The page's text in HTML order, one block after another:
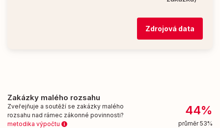
Zdrojová data
Zakázky malého rozsahu
Zveřejňuje a soutěží se zakázky malého
rozsahu nad rámec zákonné povinnosti?
metodika výpočtu
44%
průměr 53%